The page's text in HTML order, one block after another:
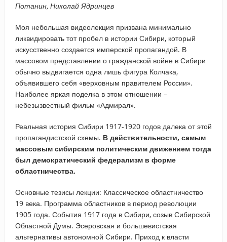
Потанин, Николай Ядринцев
Моя небольшая видеолекция призвана минимально
ликвидировать тот пробел в истории Сибири, который
искусственно создается имперской пропагандой. В
массовом представлении о гражданской войне в Сибири
обычно выдвигается одна лишь фигура Колчака,
объявившего себя «верховным правителем России».
Наиболее яркая поделка в этом отношении –
небезызвестный фильм «Адмирал».
Реальная история Сибири 1917-1920 годов далека от этой
пропагандистской схемы. В действительности, самым
массовым сибирским политическим движением тогда
был демократический федерализм в форме
областничества.
Основные тезисы лекции: Классическое областничество
19 века. Программа областников в период революции
1905 года. События 1917 года в Сибири, созыв Сибирской
Областной Думы. Эсеровская и большевистская
альтернативы автономной Сибири. Приход к власти